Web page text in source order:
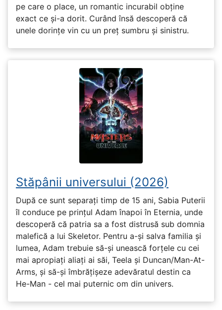
pe care o place, un romantic incurabil obține
exact ce și-a dorit. Curând însă descoperă că
unele dorințe vin cu un preț sumbru și sinistru.
Stăpânii universului (2026)
După ce sunt separați timp de 15 ani, Sabia Puterii
îl conduce pe prințul Adam înapoi în Eternia, unde
descoperă că patria sa a fost distrusă sub domnia
malefică a lui Skeletor. Pentru a-și salva familia și
lumea, Adam trebuie să-și unească forțele cu cei
mai apropiați aliați ai săi, Teela și Duncan/Man-At-
Arms, și să-și îmbrățișeze adevăratul destin ca
He-Man - cel mai puternic om din univers.